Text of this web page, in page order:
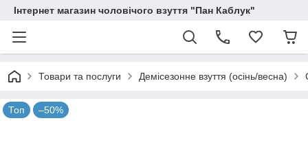
Інтернет магазин чоловічого взуття "Пан Каблук"
Товари та послуги Демісезонне взуття (осінь/весна)
Топ –50%